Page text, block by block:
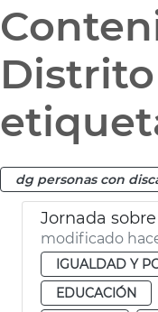
Distrito
dg personas con
Jornada
modificado
IGUALDAD Y
EDUCACIÓN